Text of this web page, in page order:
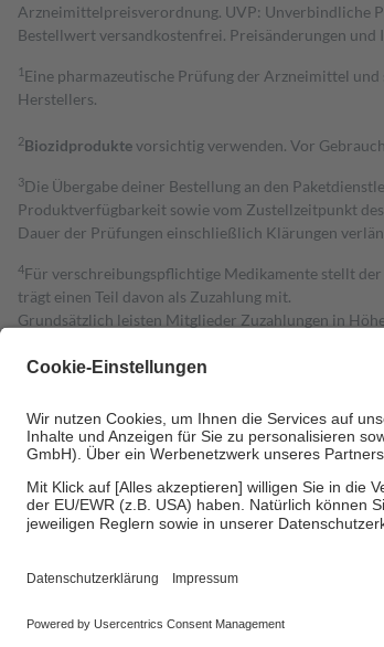
Arzneimittelpreisverordnung. UVP: Unverbindliche
Bestell­wert versand­kosten­frei. Preisänderungen
1 Eine pharmazeutische Prüfung der Arzneimittel
Herstellers.
2Biozidproduktevorsichtig verwenden. Vor
3Die Übergabe deiner Bestellung an den
Produktverfügbarkeit sowie vom Zustellzeitpunkt
Dauer der Prüfungen einschließlich Klärungen
4Für verschreibungspflichtige Medikamente stellt
trägt einen Teil davon als Zuzahlung mit.
Grundsätzlich leisten Mitglieder Zuzahlungen in
Diese Regeln gelten grundsätzlich auch für Online-
Um das Engagement der Versicherten für ihre
• Kindern und Jugendlichen bis zum vollendeten
• Untersuchungen zur Vorsorge und
• empfohlenen Schutzimpfungen
• Harn- und Blutteststreifen
Informationen findest du hier: https://